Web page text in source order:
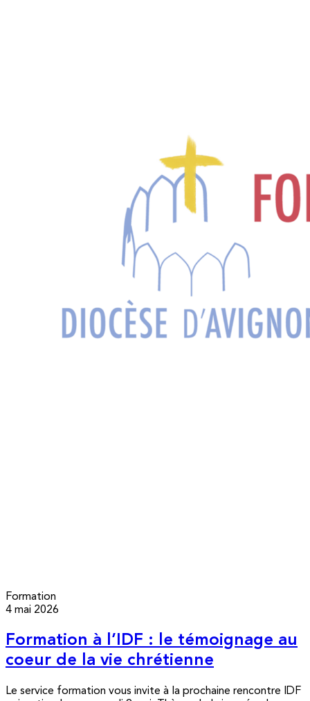
Formation
4 mai 2026
Formation à l’IDF : le témoignage au
coeur de la vie chrétienne
Le service formation vous invite à la prochaine rencontre IDF